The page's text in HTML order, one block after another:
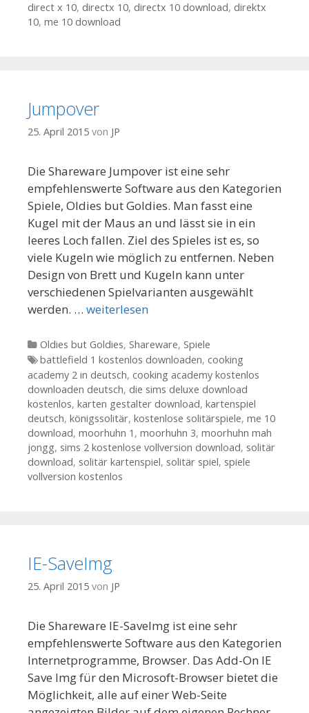
direct x 10, directx 10, directx 10 download, direktx
10, me 10 download
Jumpover
25. April 2015 von JP
Die Shareware Jumpover ist eine sehr
empfehlenswerte Software aus den Kategorien
Spiele, Oldies but Goldies. Man fasst eine
Kugel mit der Maus an und lässt sie in ein
leeres Loch fallen. Ziel des Spieles ist es, so
viele Kugeln wie möglich zu entfernen. Neben
Design von Brett und Kugeln kann unter
verschiedenen Spielvarianten ausgewählt
werden. … weiterlesen
Kategorien
Oldies but Goldies, Shareware, Spiele
Tags
battlefield 1 kostenlos downloaden, cooking
academy 2 in deutsch, cooking academy kostenlos
downloaden deutsch, die sims deluxe download
kostenlos, karten gestalter download, kartenspiel
deutsch, königssolitär, kostenlose solitärspiele, me 10
download, moorhuhn 1 , moorhuhn 3, moorhuhn mah
jongg, sims 2 kostenlose vollversion download, solitär
download, solitär kartenspiel, solitär spiel, spiele
vollversion kostenlos
IE-SaveImg
25. April 2015 von JP
Die Shareware IE-SaveImg ist eine sehr
empfehlenswerte Software aus den Kategorien
Internetprogramme, Browser. Das Add-On IE
Save Img für den Microsoft-Browser bietet die
Möglichkeit, alle auf einer Web-Seite